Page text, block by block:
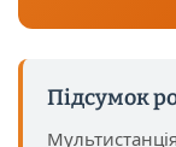
Підсумок